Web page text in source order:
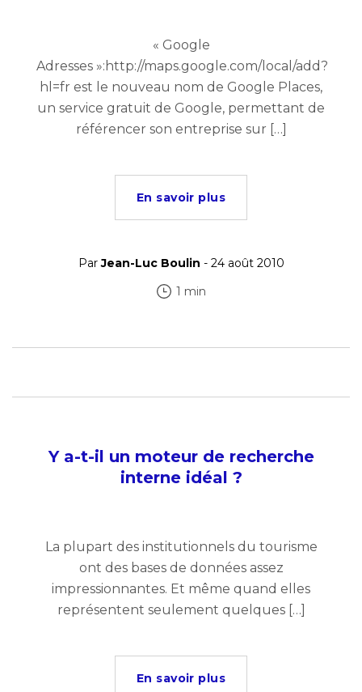
« Google
Adresses »:http://maps.google.com/local/add?
hl=fr est le nouveau nom de Google Places,
un service gratuit de Google, permettant de
référencer son entreprise sur […]
En savoir plus
ParJean-Luc Boulin - 24 août 2010
1 min
Y a-t-il un moteur de recherche
interne idéal ?
La plupart des institutionnels du tourisme
ont des bases de données assez
impressionnantes. Et même quand elles
représentent seulement quelques […]
En savoir plus